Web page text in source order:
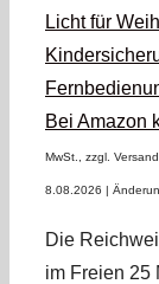
Licht für
Bei Amazon
MwSt., zzgl.
8.08.2026 |
Die
im Freien 25